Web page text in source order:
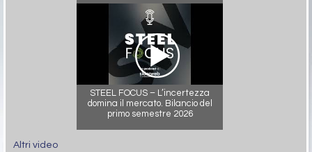
STEEL FOCUS – L’incertezza
domina il mercato. Bilancio del
primo semestre 2026
Altri video